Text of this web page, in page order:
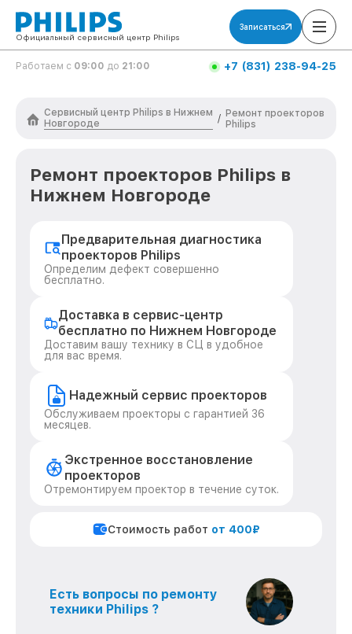
Официальный сервисный центр Philips
Записаться
Работаем с 09:00 до 21:00 +7 (831) 238-94-25
Сервисный центр Philips в Нижнем
Новгороде
/ Ремонт проекторов
Philips
Ремонт проекторов Philips в
Нижнем Новгороде
Предварительная диагностика
проекторов Philips
Определим дефект совершенно
бесплатно.
Доставка в сервис-центр
бесплатно по Нижнем Новгороде
Доставим вашу технику в СЦ в удобное
для вас время.
Надежный сервис проекторов
Обслуживаем проекторы с гарантией 36
месяцев.
Экстренное восстановление
проекторов
Отремонтируем проектор в течение суток.
Стоимость работ от 400₽
Есть вопросы по ремонту
техники Philips ?